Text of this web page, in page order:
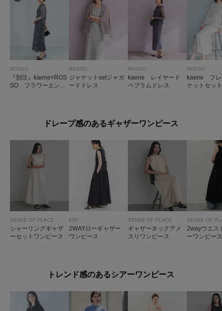
ROSSO
『別注』kaene×ROS
SO フラワーエンブ
ROSSO
ジャケットsetジャガ
ードドレス
ROSSO
kaene レイヤード
ペプラムドレス
ROSSO
kaene フレ
ケットセッ
ドレープ感のあるギャザーワンピース
SENSE OF PLACE
シャーリングギャザ
ーセットワンピース
KBF
2WAYローギャザー
ワンピース
SENSE OF PLACE
ギャザーネックアメ
スリワンピース
SENSE OF
2wayウエス
ーワンピース
トレンド感のあるシアーワンピース